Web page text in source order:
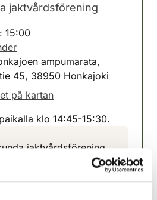
jaktvårdsförening
15:00
ampumarata,
45, 38950 Honkajoki
på kartan
klo 14:45-15:30.
jaktvårdsförening